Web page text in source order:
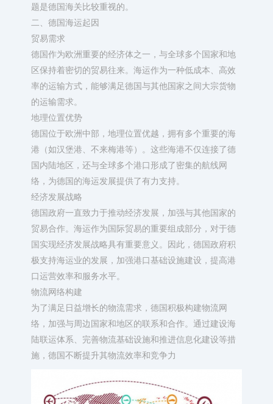
题是德国海关比较重视的。
二、德国海运起因
贸易需求
德国作为欧洲重要的经济体之一，与全球多个国家和地
区保持着密切的贸易往来。海运作为一种低成本、高效
率的运输方式，能够满足德国与其他国家之间大宗货物
的运输需求。
地理位置优势
德国位于欧洲中部，地理位置优越，拥有多个重要的海
港（如汉堡港、不来梅港等）。这些海港不仅连接了德
国内陆地区，还与全球多个港口形成了密集的航线网
络，为德国的海运发展提供了有力支持。
经济发展战略
德国政府一直致力于推动经济发展，加强与其他国家的
贸易合作。海运作为国际贸易的重要组成部分，对于德
国实现经济发展战略具有重要意义。因此，德国政府积
极支持海运业的发展，加强港口基础设施建设，提高港
口运营效率和服务水平。
物流网络构建
为了满足日益增长的物流需求，德国积极构建物流网
络，加强与周边国家和地区的联系和合作。通过建设海
陆联运体系、完善物流基础设施和推进信息化建设等措
施，德国不断提升其物流效率和竞争力